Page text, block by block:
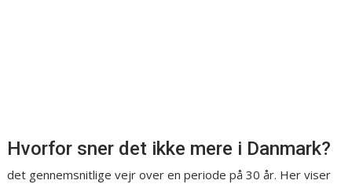
Hvorfor sner det ikke mere i Danmark?
det gennemsnitlige vejr over en periode på 30 år. Her viser